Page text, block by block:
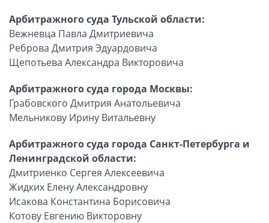
Арбитражного суда Тульской области:
Вежневца Павла Дмитриевича
Реброва Дмитрия Эдуардовича
Щепотьева Александра Викторовича
Арбитражного суда города Москвы:
Грабовского Дмитрия Анатольевича
Мельникову Ирину Витальевну
Арбитражного суда города Санкт-Петербурга и
Ленинградской области:
Дмитриенко Сергея Алексеевича
Жидких Елену Александровну
Исакова Константина Борисовича
Котову Евгению Викторовну